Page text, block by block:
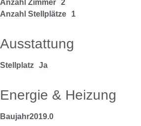
Anzahl Zimmer 2
Anzahl Stellplätze
1
Ausstattung
Stellplatz Ja
Energie & Heizung
Baujahr2019.0